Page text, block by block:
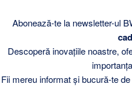
Abonează-te la newsletter-ul
Descoperă inovațiile noastre,
Fii mereu informat și bucură-te